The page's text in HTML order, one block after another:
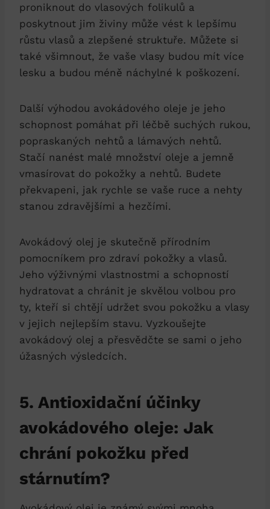
proniknout do vlasových folikulů a
poskytnout jim živiny může vést k lepšímu
růstu vlasů a zlepšené struktuře. Můžete si
také všimnout, že vaše vlasy budou mít více
lesku a budou méně náchylné k poškození.
Další výhodou avokádového oleje je jeho
schopnost pomáhat při léčbě suchých rukou,
popraskaných nehtů a lámavých nehtů.
Stačí nanést malé množství oleje a jemně
vmasírovat do pokožky a nehtů. Budete
překvapeni, jak rychle se vaše ruce a nehty
stanou zdravějšími a hezčími.
Avokádový olej je skutečně přírodním
pomocníkem pro zdraví pokožky a vlasů.
Jeho výživnými vlastnostmi a schopností
hydratovat a chránit je skvělou volbou pro
ty, kteří si chtějí udržet svou pokožku a vlasy
v jejich nejlepším stavu. Vyzkoušejte
avokádový olej a přesvědčte se sami o jeho
úžasných výsledcích.
5. Antioxidační účinky
avokádového oleje: Jak
chrání pokožku před
stárnutím?